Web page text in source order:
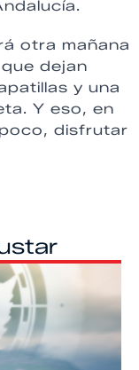
otra mañana
dejan
y una
Y eso, en
disfrutar